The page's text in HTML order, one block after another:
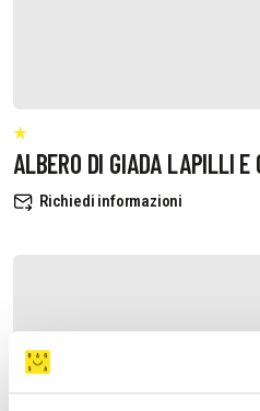
ALBERO DI GIADA LAPILLI E
Richiedi informazioni